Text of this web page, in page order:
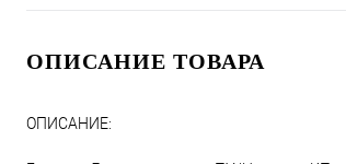
ОПИСАНИЕ ТОВАРА
ОПИСАНИЕ: